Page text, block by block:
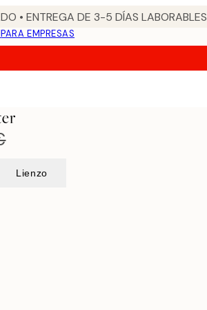
• ENTREGA DE 3-5 DÍAS LABORABLES
PARA EMPRESAS
Lienzo